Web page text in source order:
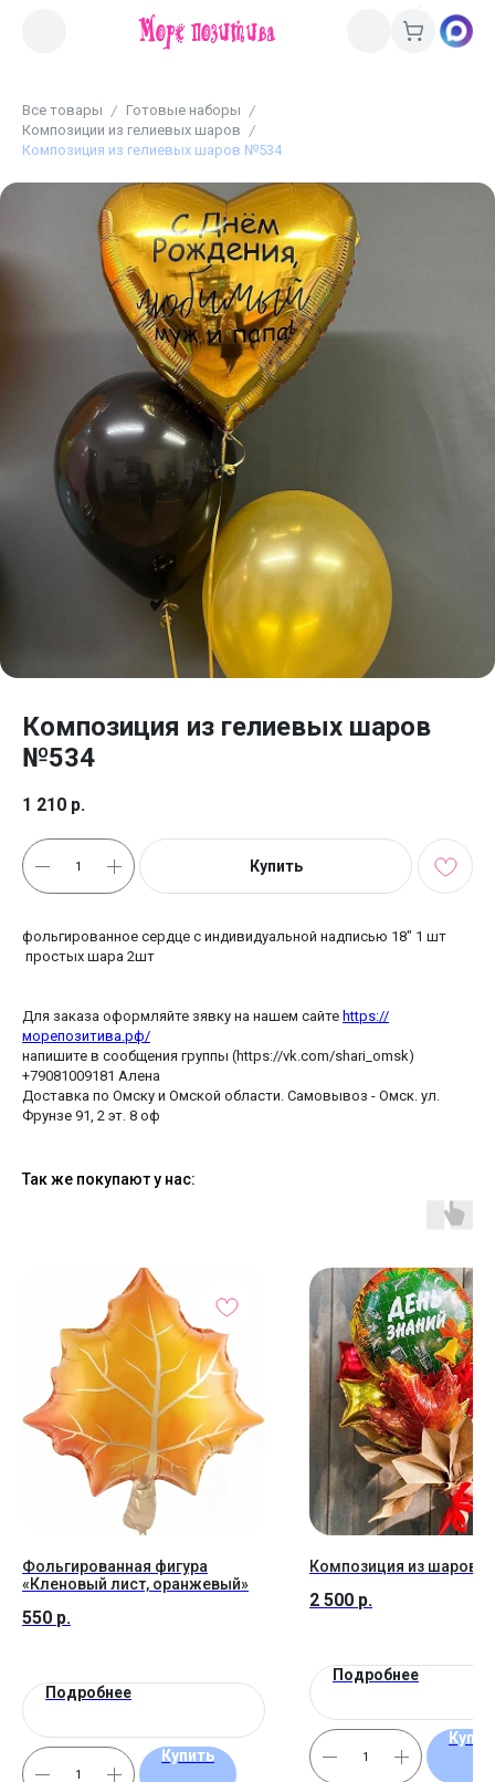
Все товары
Готовые наборы
Композиции из гелиевых шаров
Композиция из гелиевых шаров №534
Композиция из гелиевых шаров
№534
1 210 р.
Купить
фольгированное сердце с индивидуальной надписью 18" 1 шт
простых шара 2шт
Для заказа оформляйте зявку на нашем сайте https://
морепозитива.рф/
напишите в сообщения группы (https://vk.com/shari_omsk)
+79081009181 Алена
Доставка по Омску и Омской области. Самовывоз - Омск. ул.
Фрунзе 91, 2 эт. 8 оф
Так же покупают у нас:
Фольгированная фигура
«Кленовый лист, оранжевый»
550 р.
Подробнее
Купить
Композиция из шаров
2 500 р.
Подробнее